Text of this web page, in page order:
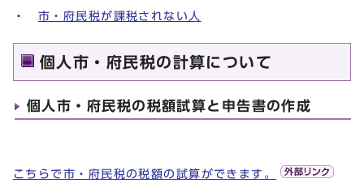
・ 市・府民税が課税されない人
個人市・府民税の計算について
個人市・府民税の税額試算と申告書の作成
こちらで市・府民税の税額の試算ができます。